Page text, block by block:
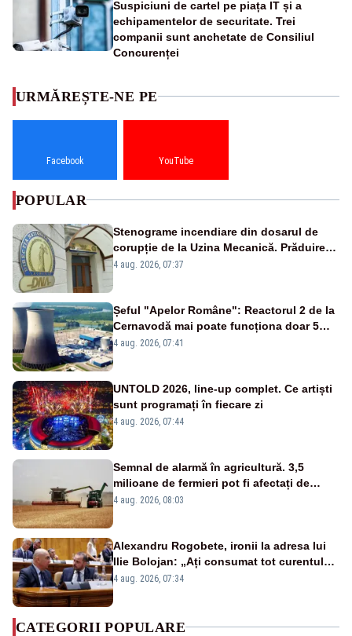
Suspiciuni de cartel pe piața IT și a
echipamentelor de securitate. Trei
companii sunt anchetate de Consiliul
Concurenței
URMĂREȘTE-NE PE
Facebook YouTube
POPULAR
Stenograme incendiare din dosarul de
corupție de la Uzina Mecanică. Prăduirea
banilor din programul SAFE, interceptată
4 aug. 2026, 07:37
Șeful "Apelor Române": Reactorul 2 de la
Cernavodă mai poate funcționa doar 5
zile
4 aug. 2026, 07:41
UNTOLD 2026, line-up complet. Ce artiști
sunt programați în fiecare zi
4 aug. 2026, 07:44
Semnal de alarmă în agricultură. 3,5
milioane de fermieri pot fi afectați de
strategia pentru conservarea
4 aug. 2026, 08:03
Alexandru Rogobete, ironii la adresa lui
Ilie Bolojan: „Ați consumat tot curentul
urmărind șobolani imaginari”
4 aug. 2026, 07:34
CATEGORII POPULARE